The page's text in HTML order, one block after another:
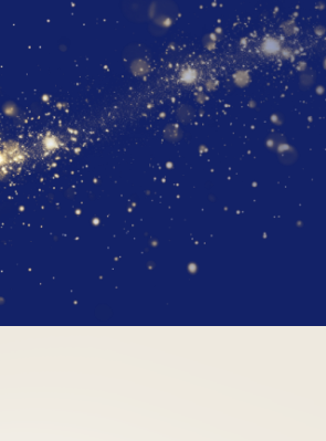
и жилью в Германии
-20% в школе английского и
немецкого FYE